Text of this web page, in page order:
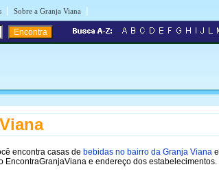
| Sobre a Granja Viana |
encontra casas de bebidas no bairro da Granja Viana e
EncontraGranjaViana e endereço dos estabelecimentos.